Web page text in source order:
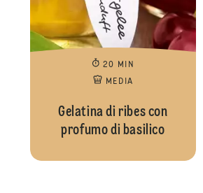
20 MIN
MEDIA
Gelatina di ribes con
profumo di basilico